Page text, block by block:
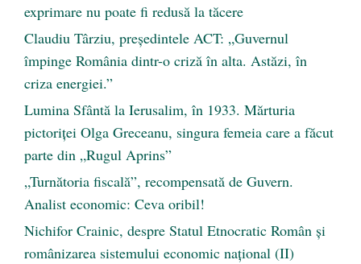
exprimare nu poate fi redusă la tăcere
Claudiu Târziu, președintele ACT: „Guvernul
împinge România dintr-o criză în alta. Astăzi, în
criza energiei.”
Lumina Sfântă la Ierusalim, în 1933. Mărturia
pictoriței Olga Greceanu, singura femeia care a făcut
parte din „Rugul Aprins”
„Turnătoria fiscală”, recompensată de Guvern.
Analist economic: Ceva oribil!
Nichifor Crainic, despre Statul Etnocratic Român şi
românizarea sistemului economic naţional (II)